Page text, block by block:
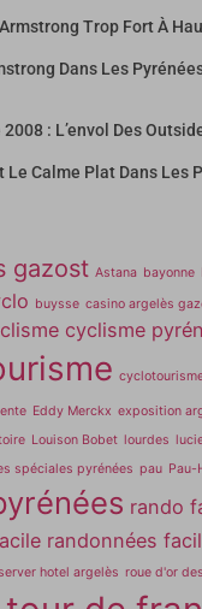
Trop Fort À
Dans Les
: L’envol Des
Le Calme Plat Dans Les
gazost Astana bayonne
buysse casino argelès
cyclisme
Eddy Merckx exposition
Louison Bobet lourdes
spéciales pyrénées pau Pau-
rando
randonnées
hotel argelès roue d'or